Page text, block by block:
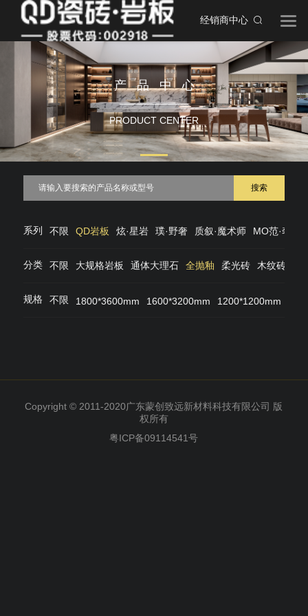
经销商中心
产品中心
PRODUCT CENTER
搜索
系列 不限 QD岩板 炫·星岩 璞·野奢 质叙·魔术师 MO范·奢石
分类 不限 大规格岩板 通体大理石 全抛釉 柔光砖 木纹砖
规格 不限 1800*3600mm 1600*3200mm 1200*1200mm
Copyright © 2011-2020广东蒙创致远新材料科技有限公司 版
权所有
粤ICP备09114541号